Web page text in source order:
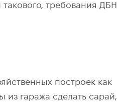
требования ДБН
построек как
из гаража сделать сарай,